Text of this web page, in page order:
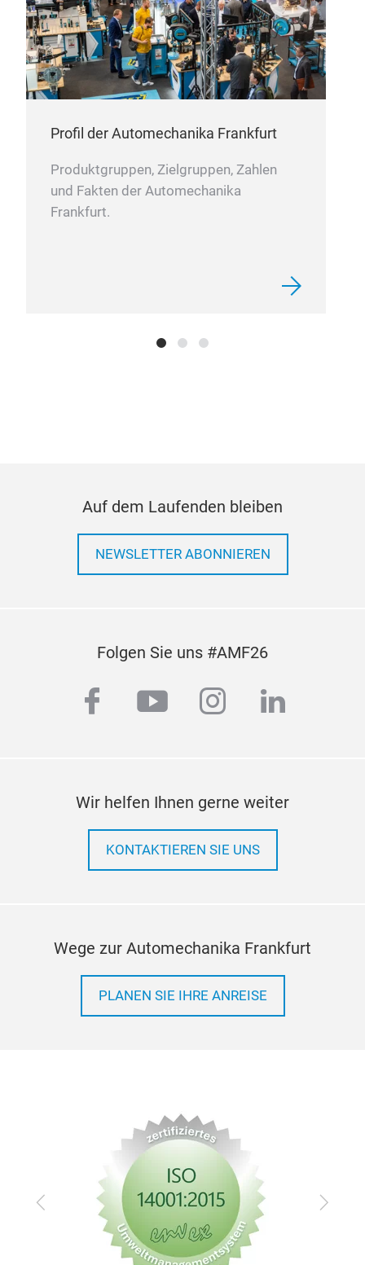
Profil der Automechanika Frankfurt
Produktgruppen, Zielgruppen, Zahlen
und Fakten der Automechanika
Frankfurt.
Auf dem Laufenden bleiben
NEWSLETTER ABONNIEREN
Folgen Sie uns #AMF26
facebook
youtubeinstagram
linkedin
Wir helfen Ihnen gerne weiter
KONTAKTIEREN SIE UNS
Wege zur Automechanika Frankfurt
PLANEN SIE IHRE ANREISE
Zurück Vor